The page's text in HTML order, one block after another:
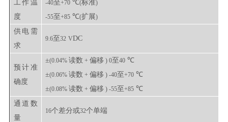
工作温
度
-40至+70 ℃(标准)
-55至+85 ℃(扩展)
供电需
求
9.6至32 VDC
预计准
确度
±(0.04% 读数 + 偏移 ) 0至40 ℃
±(0.06% 读数 + 偏移 ) -40至+70 ℃
±(0.08% 读数 + 偏移 ) -55至+85 ℃
通道数
量
16个差分或32个单端